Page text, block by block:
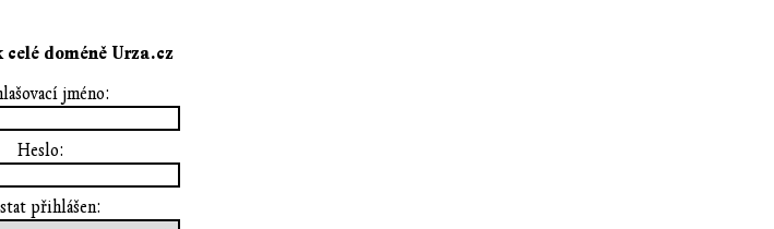
doméně Urza.cz
jméno:
Heslo:
přihlášen: